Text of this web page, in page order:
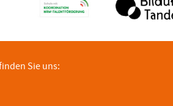
Sie uns: